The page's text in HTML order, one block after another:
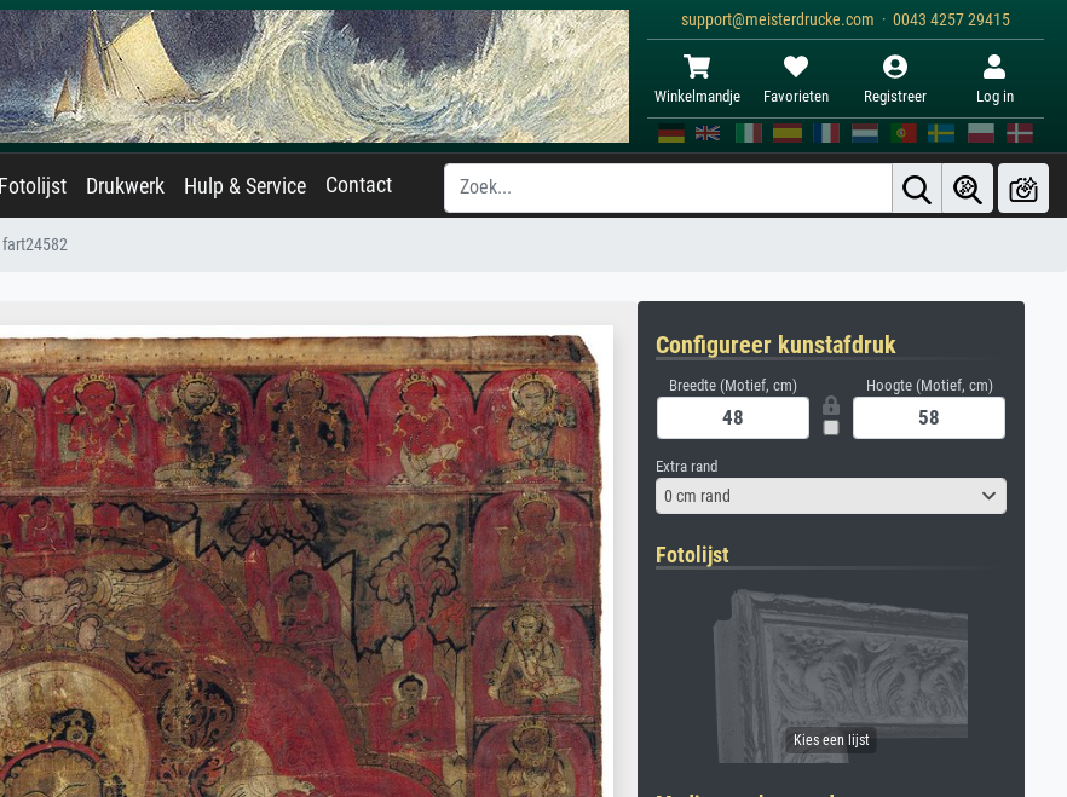
support@meisterdrucke.com · 0043 4257 29415
Winkelmandje Favorieten Registreer Log in
Fotolijst Drukwerk Hulp & Service Contact
fart24582
Configureer kunstafdruk
Breedte (Motief, cm) Hoogte (Motief, cm)
Extra rand
0 cm rand
Fotolijst